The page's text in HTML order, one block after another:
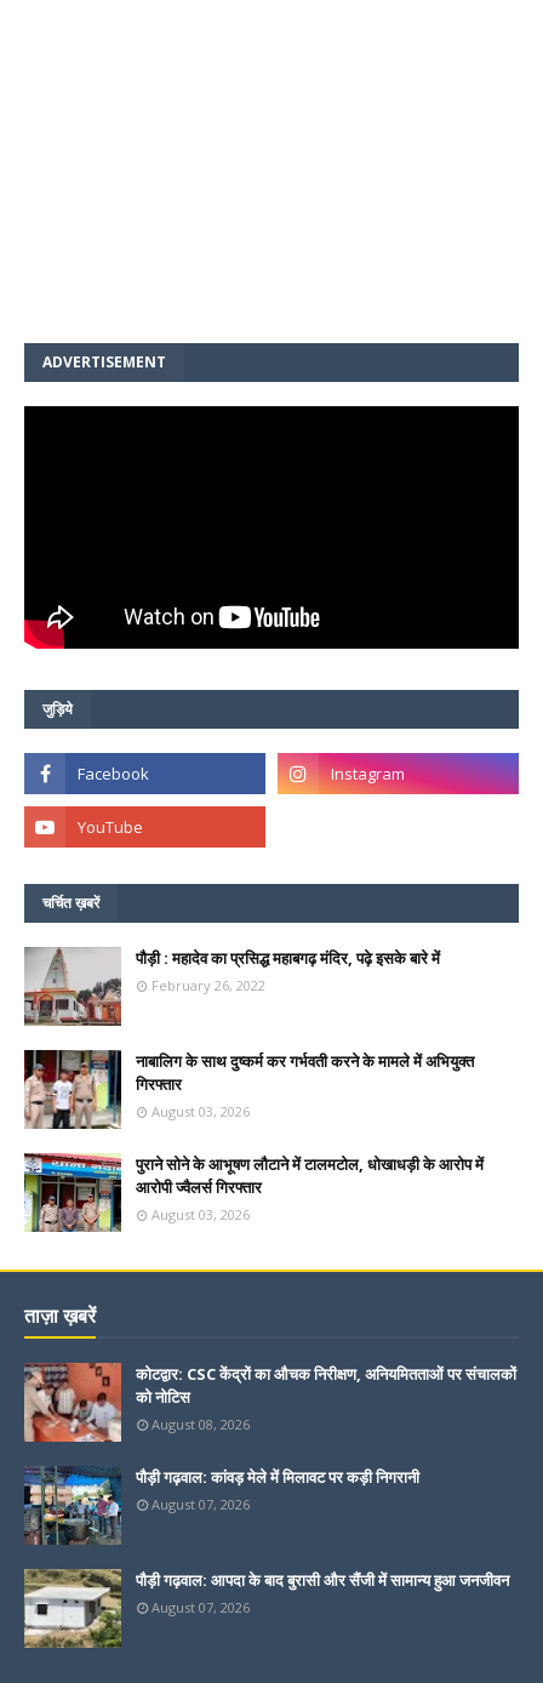
ADVERTISEMENT
जुड़िये
चर्चित ख़बरें
पौड़ी : महादेव का प्रसिद्ध महाबगढ़ मंदिर, पढ़े इसके बारे में
February 26, 2022
नाबालिग के साथ दुष्कर्म कर गर्भवती करने के मामले में अभियुक्त
गिरफ्तार
August 03, 2026
पुराने सोने के आभूषण लौटाने में टालमटोल, धोखाधड़ी के आरोप में
आरोपी ज्वैलर्स गिरफ्तार
August 03, 2026
ताज़ा ख़बरें
कोटद्वार: CSC केंद्रों का औचक निरीक्षण, अनियमितताओं पर संचालकों
को नोटिस
August 08, 2026
पौड़ी गढ़वाल: कांवड़ मेले में मिलावट पर कड़ी निगरानी
August 07, 2026
पौड़ी गढ़वाल: आपदा के बाद बुरासी और सैंजी में सामान्य हुआ जनजीवन
August 07, 2026